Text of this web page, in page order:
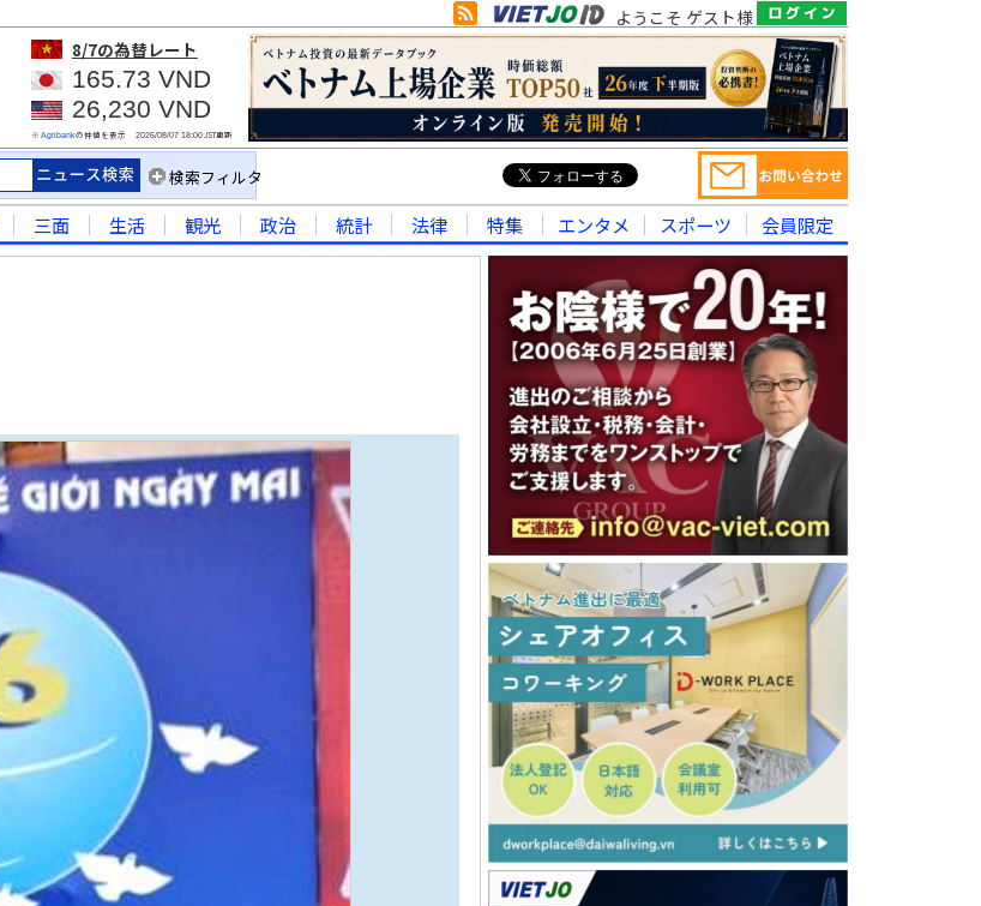
ようこそ ゲスト様
8/7の為替レート
165.73 VND
26,230 VND
※ Agribankの仲値を表示 2026/08/07 18:00JST更新
検索フィルタ
三面 生活 観光 政治 統計 法律 特集 エンタメ スポーツ 会員限定